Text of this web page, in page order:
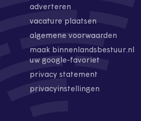
adverteren
vacature plaatsen
algemene voorwaarden
maak binnenlandsbestuur.nl
uw google-favoriet
privacy statement
privacyinstellingen